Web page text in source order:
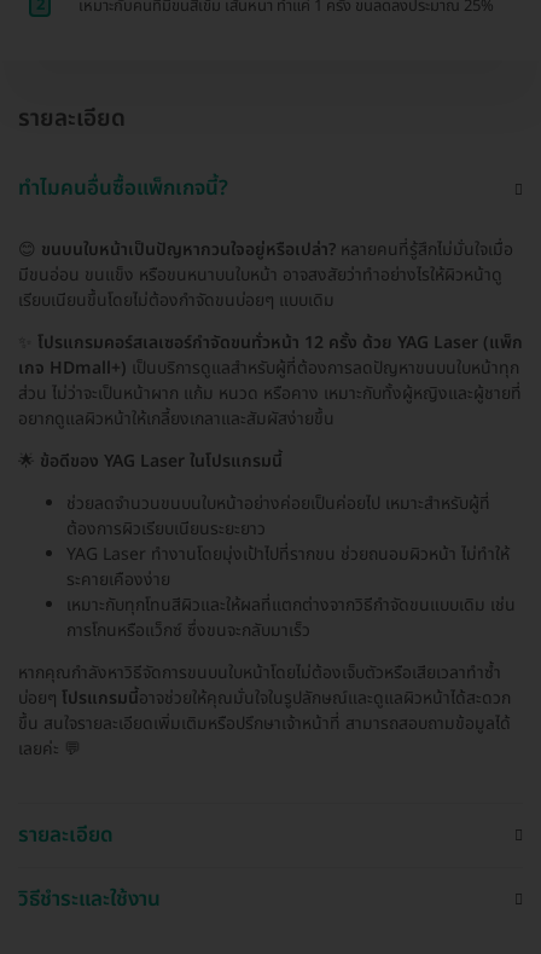
2 เหมาะกับคนที่มีขนสีเข้ม เส้นหนา ทำแค่ 1 ครั้ง ขนลดลงประมาณ 25%
รายละเอียด
ทำไมคนอื่นซื้อแพ็กเกจนี้?
😊 ขนบนใบหน้าเป็นปัญหากวนใจอยู่หรือเปล่า? หลายคนที่รู้สึกไม่มั่นใจเมื่อ
มีขนอ่อน ขนแข็ง หรือขนหนาบนใบหน้า อาจสงสัยว่าทำอย่างไรให้ผิวหน้าดู
เรียบเนียนขึ้นโดยไม่ต้องกำจัดขนบ่อยๆ แบบเดิม
โปรแกรมคอร์สเลเซอร์กำจัดขนทั่วหน้า 12 ครั้ง ด้วย YAG Laser (แพ็ก
เกจ HDmall+) เป็นบริการดูแลสำหรับผู้ที่ต้องการลดปัญหาขนบนใบหน้าทุก
ส่วน ไม่ว่าจะเป็นหน้าผาก แก้ม หนวด หรือคาง เหมาะกับทั้งผู้หญิงและผู้ชายที่
อยากดูแลผิวหน้าให้เกลี้ยงเกลาและสัมผัสง่ายขึ้น
🌟 ข้อดีของ YAG Laser ในโปรแกรมนี้
ช่วยลดจำนวนขนบนใบหน้าอย่างค่อยเป็นค่อยไป เหมาะสำหรับผู้ที่
ต้องการผิวเรียบเนียนระยะยาว
YAG Laser ทำงานโดยมุ่งเป้าไปที่รากขน ช่วยถนอมผิวหน้า ไม่ทำให้
ระคายเคืองง่าย
เหมาะกับทุกโทนสีผิวและให้ผลที่แตกต่างจากวิธีกำจัดขนแบบเดิม เช่น
การโกนหรือแว็กซ์ ซึ่งขนจะกลับมาเร็ว
หากคุณกำลังหาวิธีจัดการขนบนใบหน้าโดยไม่ต้องเจ็บตัวหรือเสียเวลาทำซ้ำ
บ่อยๆ โปรแกรมนี้อาจช่วยให้คุณมั่นใจในรูปลักษณ์และดูแลผิวหน้าได้สะดวก
ขึ้น สนใจรายละเอียดเพิ่มเติมหรือปรึกษาเจ้าหน้าที่ สามารถสอบถามข้อมูลได้
เลยค่ะ 💬
รายละเอียด
วิธีชำระและใช้งาน